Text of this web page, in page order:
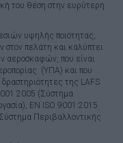
του θέση στην ευρύτερη
υψηλής ποιότητας,
στον πελάτη και καλύπτει
αεροσκαφών, που είναι
(ΥΠΑ) και που
της LAFS
2005 (Σύστημα
EN ISO 9001:2015
Περιβαλλοντικής